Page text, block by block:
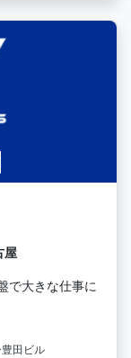
屋
で大きな仕事に
田ビル